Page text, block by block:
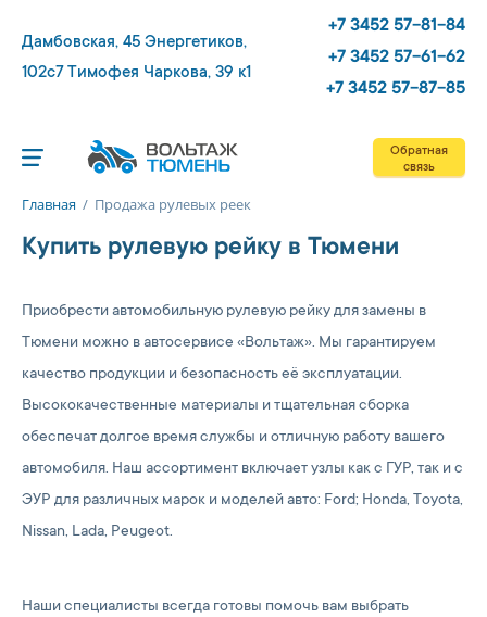
Дамбовская, 45 Энергетиков,
102с7Тимофея Чаркова, 39 к1
+7 3452 57-81-84
+7 3452 57-61-62
+7 3452 57-87-85
Обратная
связь
Главная / Продажа рулевых реек
Купить рулевую рейку в Тюмени
Приобрести автомобильную рулевую рейку для замены в
Тюмени можно в автосервисе «Вольтаж». Мы гарантируем
качество продукции и безопасность её эксплуатации.
Высококачественные материалы и тщательная сборка
обеспечат долгое время службы и отличную работу вашего
автомобиля. Наш ассортимент включает узлы как с ГУР, так и с
ЭУР для различных марок и моделей авто: Ford; Honda, Toyota,
Nissan, Lada, Peugeot.
Наши специалисты всегда готовы помочь вам выбрать